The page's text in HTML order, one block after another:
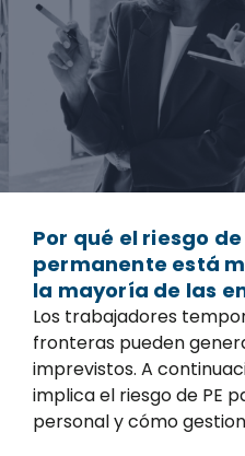
Por qué el riesgo
permanente está
la mayoría de las
Los trabajadores
fronteras pueden
imprevistos. A
implica el riesgo de PE
personal y cómo